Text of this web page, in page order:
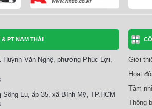
PT NAM THÁI
Văn Nghệ, phường Phúc Lợi,
Lu, ấp 35, xã Bình Mỹ, TP.HCM
Giới
Hoạt
Tầm
Thông